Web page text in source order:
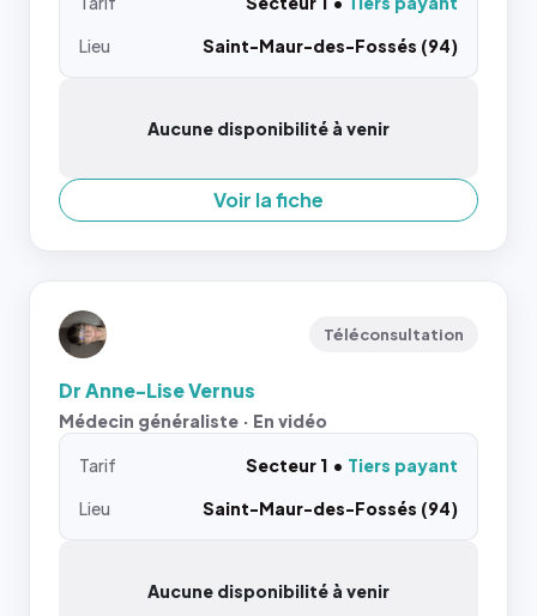
Lieu
Saint-Maur-des-Fossés (94)
Aucune disponibilité à venir
Voir la fiche
Téléconsultation
Dr Anne-Lise Vernus
Médecin généraliste · En vidéo
Tarif Secteur 1
Tiers payant
Lieu
Saint-Maur-des-Fossés (94)
Aucune disponibilité à venir